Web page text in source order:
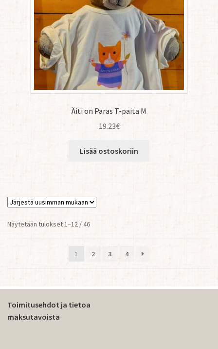
Äiti on Paras T-paita M
19.23€
Lisää ostoskoriin
Näytetään tulokset 1–12 / 46Sorted
1
2 3 4
Toimitusehdot ja tietoa
maksutavoista